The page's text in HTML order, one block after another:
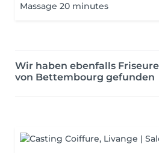
Massage 20 minutes
Wir haben ebenfalls
von Bettembourg gefunden